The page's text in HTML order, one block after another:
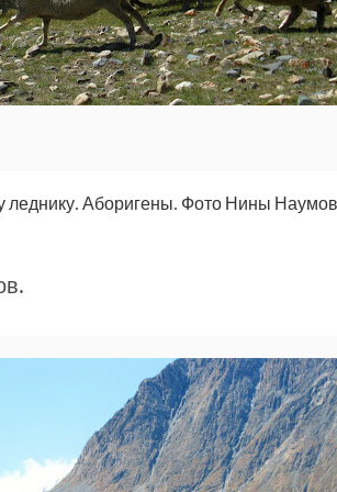
леднику. Аборигены. Фото Нины